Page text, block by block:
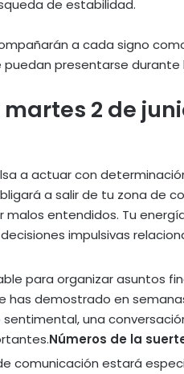
de estabilidad.
a cada signo
presentarse durante
2 de
a actuar con
a salir de tu zona de
entendidos. Tu
impulsivas
para organizar asuntos
has demostrado en
sentimental, una
Números de la
comunicación estará